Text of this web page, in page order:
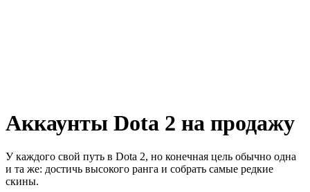
Аккаунты Dota 2 на продажу
У каждого свой путь в Dota 2, но конечная цель обычно одна
и та же: достичь высокого ранга и собрать самые редкие
скины.